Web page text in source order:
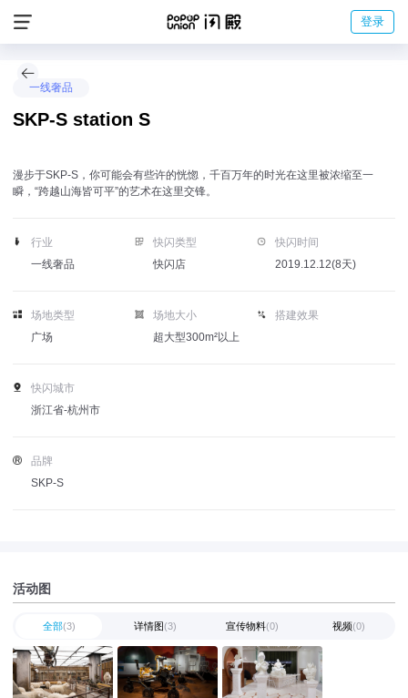
登录
一线奢品
SKP-S station S
漫步于SKP-S，你可能会有些许的恍惚，千百万年的时光在这里被浓缩至一
瞬，“跨越山海皆可平”的艺术在这里交锋。
行业
一线奢品
快闪类型
快闪店
快闪时间
2019.12.12(8天)
场地类型
广场
场地大小
超大型300m²以上
搭建效果
快闪城市
浙江省-杭州市
品牌
SKP-S
活动图
全部(3) 详情图(3) 宣传物料(0) 视频(0)